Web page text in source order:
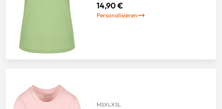
14,90 €
Personalisieren
MSXLXSL